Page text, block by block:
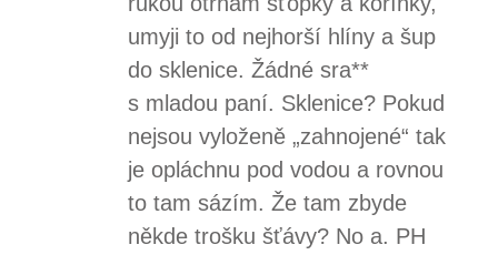
umyji to od nejhorší hlíny a šup
do sklenice. Žádné sra**
s mladou paní. Sklenice? Pokud
nejsou vyloženě „zahnojené“ tak
je opláchnu pod vodou a rovnou
to tam sázím. Že tam zbyde
někde trošku šťávy? No a. PH